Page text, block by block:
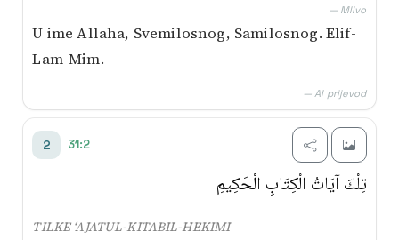
— Mlivo
U ime Allaha, Svemilosnog, Samilosnog. Elif-
Lam-Mim.
— AI prijevod
2 31:2
تِلْكَ آيَاتُ الْكِتَابِ الْحَكِيمِ
TILKE ‘AJATUL-KITABIL-HEKIMI